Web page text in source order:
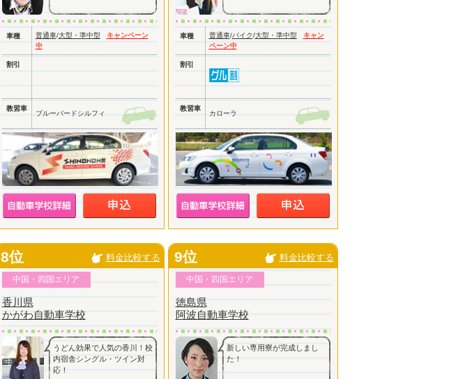
車種 普通車/大型・準中型
キャンペーン
中
割引
教習車
ブルーバードシルフィ
車種 普通車/バイク/大型・準中型
キャン
ペーン中
割引
教習車
カローラ
8位 料金比較する
中国・四国エリア
香川県
かがわ自動車学校
うどん効果で人気の香川！校
内宿舎シングル・ツイン対
応！
9位 料金比較する
中国・四国エリア
徳島県
阿波自動車学校
新しい専用寮が完成しまし
た！